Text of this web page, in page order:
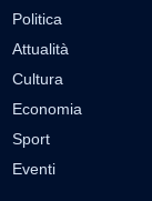
Politica
Attualità
Cultura
Economia
Sport
Eventi